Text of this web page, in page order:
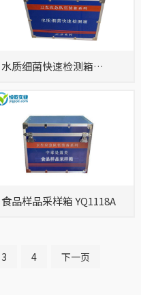
水质细菌快速检测箱
YQ1120A
食品样品采样箱 YQ1118A
3 4 下一页